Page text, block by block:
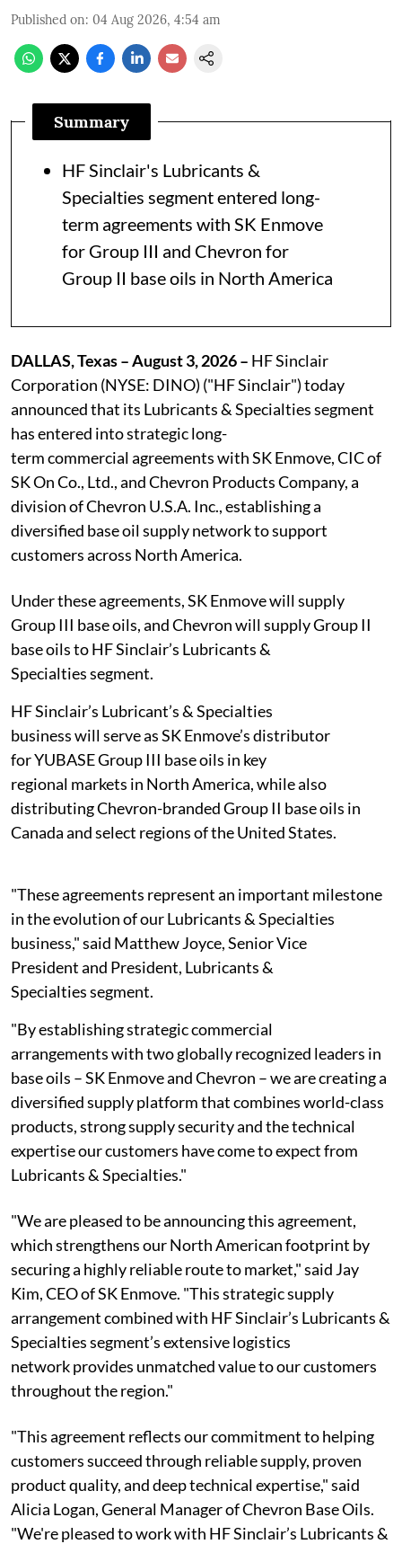
Published on: 04 Aug 2026, 4:54 am
Summary
HF Sinclair's Lubricants &
Specialties segment entered long-
term agreements with SK Enmove
for Group III and Chevron for
Group II base oils in North America
DALLAS, Texas – August 3, 2026 – HF Sinclair
Corporation (NYSE: DINO) ("HF Sinclair") today
announced that its Lubricants & Specialties segment
has entered into strategic long-
term commercial agreements with SK Enmove, CIC of
SK On Co., Ltd., and Chevron Products Company, a
division of Chevron U.S.A. Inc., establishing a
diversified base oil supply network to support
customers across North America.
Under these agreements, SK Enmove will supply
Group III base oils, and Chevron will supply Group II
base oils to HF Sinclair’s Lubricants &
Specialties segment.
HF Sinclair’s Lubricant’s & Specialties
business will serve as SK Enmove’s distributor
for YUBASE Group III base oils in key
regional markets in North America, while also
distributing Chevron-branded Group II base oils in
Canada and select regions of the United States.
"These agreements represent an important milestone
in the evolution of our Lubricants & Specialties
business," said Matthew Joyce, Senior Vice
President and President, Lubricants &
Specialties segment.
"By establishing strategic commercial
arrangements with two globally recognized leaders in
base oils – SK Enmove and Chevron – we are creating a
diversified supply platform that combines world-class
products, strong supply security and the technical
expertise our customers have come to expect from
Lubricants & Specialties."
"We are pleased to be announcing this agreement,
which strengthens our North American footprint by
securing a highly reliable route to market," said Jay
Kim, CEO of SK Enmove. "This strategic supply
arrangement combined with HF Sinclair’s Lubricants &
Specialties segment’s extensive logistics
network provides unmatched value to our customers
throughout the region."
"This agreement reflects our commitment to helping
customers succeed through reliable supply, proven
product quality, and deep technical expertise," said
Alicia Logan, General Manager of Chevron Base Oils.
"We're pleased to work with HF Sinclair’s Lubricants &